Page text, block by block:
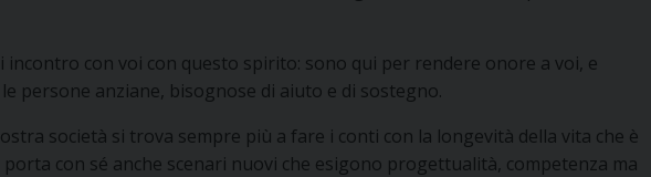
incontro con voi con questo spirito: sono qui per rendere onore a voi, e
persone anziane, bisognose di aiuto e di sostegno.
società si trova sempre più a fare i conti con la longevità della vita che è
con sé anche scenari nuovi che esigono progettualità, competenza ma